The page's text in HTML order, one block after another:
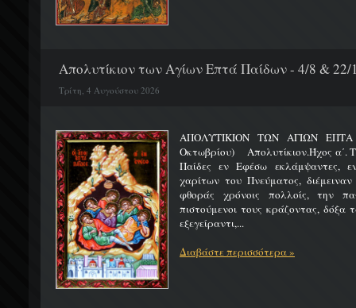
Απολυτίκιον των Αγίων Επτά Παίδων - 4/8 & 22/
Τρίτη, 4 Αυγούστου 2026
ΑΠΟΛΥΤΙΚΙΟΝ ΤΩΝ ΑΓΙΩΝ ΕΠΤΑ
Οκτωβρίου) Απολυτίκιον.Ήχος α΄.
Παίδες εν Εφέσω εκλάμψαντες,
χαρίτων του Πνεύματος,
φθοράς χρόνοις πολλοίς, την
πιστούμενοι τους κράζοντας,
εξεγείραντι,...
Διαβάστε περισσότερα »